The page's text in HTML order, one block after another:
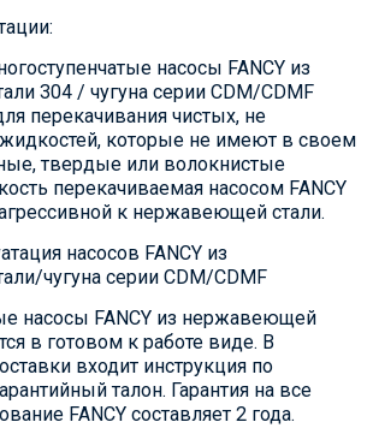
насосы FANCY из
304 / чугуна серии CDM/CDMF
перекачивания чистых, не
которые не имеют в своем
твердые или волокнистые
перекачиваемая насосом FANCY
к нержавеющей стали.
насосов FANCY из
чугуна серии CDM/CDMF
насосы FANCY из нержавеющей
в готовом к работе виде. В
входит инструкция по
талон. Гарантия на все
FANCY составляет 2 года.